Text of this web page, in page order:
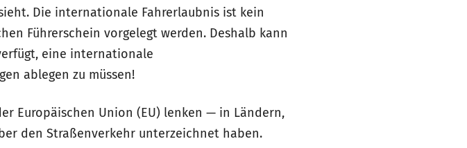
Die internationale Fahrerlaubnis ist kein
Führerschein vorgelegt werden. Deshalb kann
eine internationale
ablegen zu müssen!
Europäischen Union (EU) lenken — in Ländern,
den Straßenverkehr unterzeichnet haben.